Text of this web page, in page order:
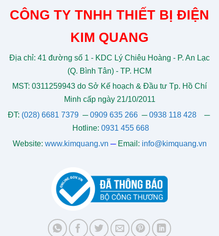
CÔNG TY TNHH THIẾT BỊ ĐIỆN
KIM QUANG
Địa chỉ: 41 đường số 1 - KDC Lý Chiêu Hoàng - P. An Lạc
(Q. Bình Tân) - TP. HCM
MST: 0311259943 do Sở Kế hoạch & Đầu tư Tp. Hồ Chí
Minh cấp ngày 21/10/2011
ĐT: (028) 6681 7379 ─0909 635 266─0938 118 428─
Hotline: 0931 455 668
Website: www.kimquang.vn ─ Email: info@kimquang.vn